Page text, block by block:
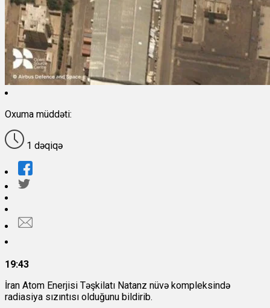
Oxuma müddəti:
1 dəqiqə
19:43
İran Atom Enerjisi Təşkilatı Natanz nüvə kompleksində
radiasiya sızıntısı olduğunu bildirib.